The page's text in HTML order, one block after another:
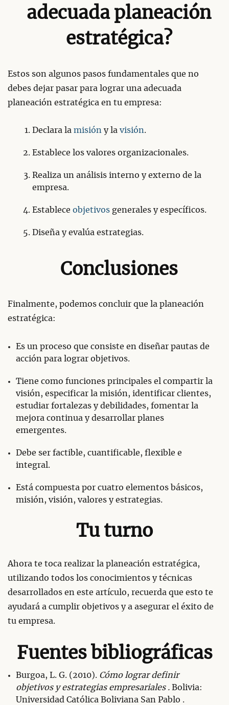
adecuada planeación
estratégica?
Estos son algunos pasos fundamentales que no
debes dejar pasar para lograr una adecuada
planeación estratégica en tu empresa:
Declara la misión y la visión.
Establece los valores organizacionales.
Realiza un análisis interno y externo de la
empresa.
Establece objetivos generales y específicos.
Diseña y evalúa estrategias.
Conclusiones
Finalmente, podemos concluir que la planeación
estratégica:
Es un proceso que consiste en diseñar pautas de
acción para lograr objetivos.
Tiene como funciones principales el compartir la
visión, especificar la misión, identificar clientes,
estudiar fortalezas y debilidades, fomentar la
mejora continua y desarrollar planes
emergentes.
Debe ser factible, cuantificable, flexible e
integral.
Está compuesta por cuatro elementos básicos,
misión, visión, valores y estrategias.
Tu turno
Ahora te toca realizar la planeación estratégica,
utilizando todos los conocimientos y técnicas
desarrollados en este artículo, recuerda que esto te
ayudará a cumplir objetivos y a asegurar el éxito de
tu empresa.
Fuentes bibliográficas
Burgoa, L. G. (2010). Cómo lograr definir
objetivos y estrategias empresariales . Bolivia:
Universidad Católica Boliviana San Pablo .